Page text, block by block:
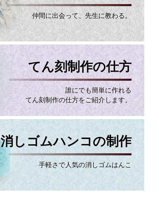
仲間に出会って、先生に教わる。
てん刻制作の仕方
誰にでも簡単に作れる
てん刻制作の仕方をご紹介します。
消しゴムハンコの制作
手軽さで人気の消しゴムはんこ